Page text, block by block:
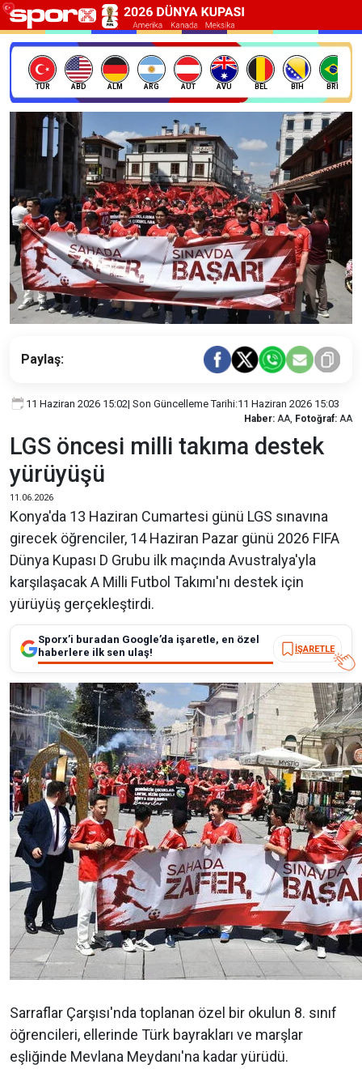
TÜR ABD ALM ARG AUT AVU BEL BIH BRE
Paylaş:
11 Haziran 2026 15:02| Son Güncelleme Tarihi:11 Haziran 2026 15:03
Haber: AA, Fotoğraf: AA
LGS öncesi milli takıma destek
yürüyüşü
11.06.2026
Konya'da 13 Haziran Cumartesi günü LGS sınavına
girecek öğrenciler, 14 Haziran Pazar günü 2026 FIFA
Dünya Kupası D Grubu ilk maçında Avustralya'yla
karşılaşacak A Milli Futbol Takımı'nı destek için
yürüyüş gerçekleştirdi.
Sporx’i buradan Google’da işaretle, en özel
haberlere ilk sen ulaş!
İŞARETLE
Sarraflar Çarşısı'nda toplanan özel bir okulun 8. sınıf
öğrencileri, ellerinde Türk bayrakları ve marşlar
eşliğinde Mevlana Meydanı'na kadar yürüdü.